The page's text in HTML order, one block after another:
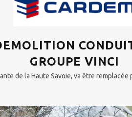
GROUPE VINCI
de la Haute Savoie, va être